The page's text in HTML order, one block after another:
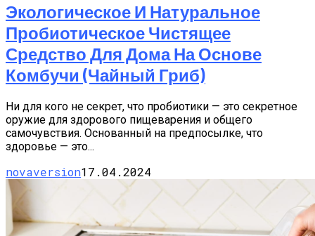
Экологическое И Натуральное
Пробиотическое Чистящее
Средство Для Дома На Основе
Комбучи (чайный Гриб)
Ни для кого не секрет, что пробиотики — это секретное
оружие для здорового пищеварения и общего
самочувствия. Основанный на предпосылке, что
здоровье — это...
novaversion17.04.2024